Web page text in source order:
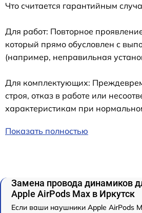
Что считается гарантийным
Для работ: Повторное
который прямо обусловлен с
(например, неправильная
Для комплектующих:
строя, отказ в работе или
характеристикам при
Показать полностью
Замена провода динамиков
Apple AirPods Max в Иркутск
Если ваши наушники Apple AirPods